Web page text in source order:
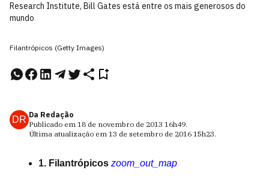
Research Institute, Bill Gates está entre os mais generosos do
mundo
Filantrópicos (Getty Images)
DR Da Redação
Publicado em 18 de novembro de 2013 16h49.
Última atualização em 13 de setembro de 2016 15h23.
1. Filantrópicos zoom_out_map